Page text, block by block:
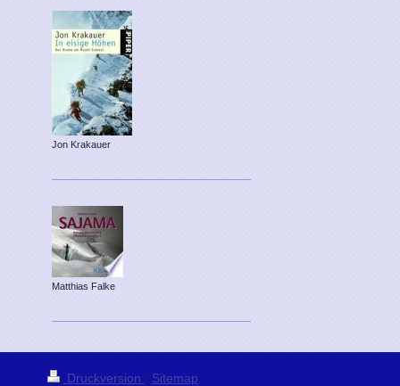
Jon Krakauer
Matthias Falke
Druckversion | Sitemap